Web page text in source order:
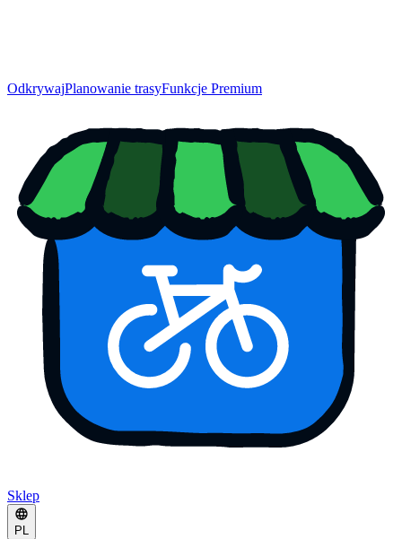
OdkrywajPlanowanie trasyFunkcje Premium
Sklep
PL